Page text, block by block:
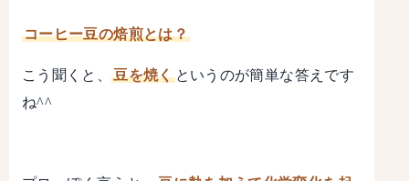
コーヒー豆の焙煎とは？
こう聞くと、豆を焼くというのが簡単な答えです
ね^^